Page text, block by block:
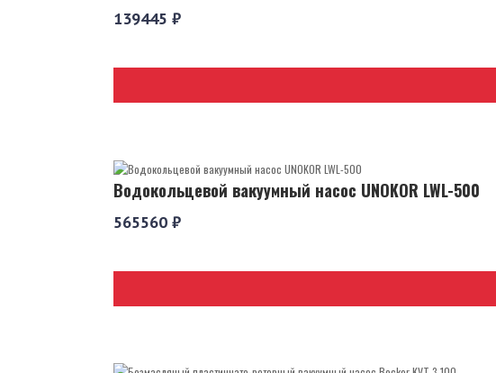
139445 ₽
Водокольцевой вакуумный насос UNOKOR LWL-500
565560 ₽